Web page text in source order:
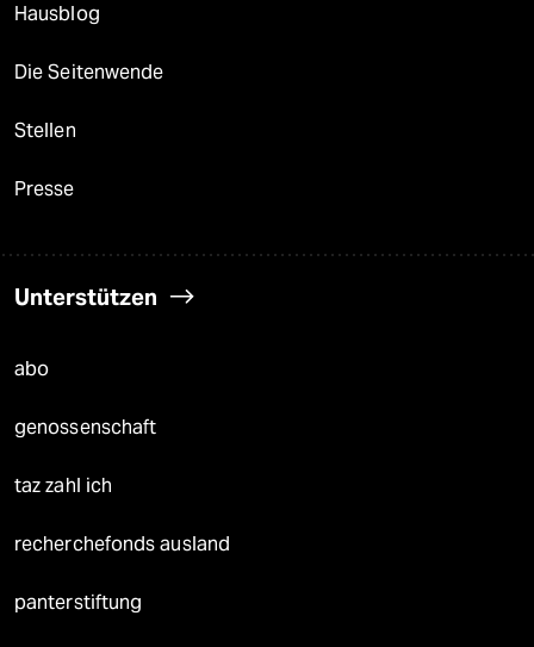
Hausblog
Die Seitenwende
Stellen
Presse
Unterstützen
abo
genossenschaft
taz zahl ich
recherchefonds ausland
panterstiftung